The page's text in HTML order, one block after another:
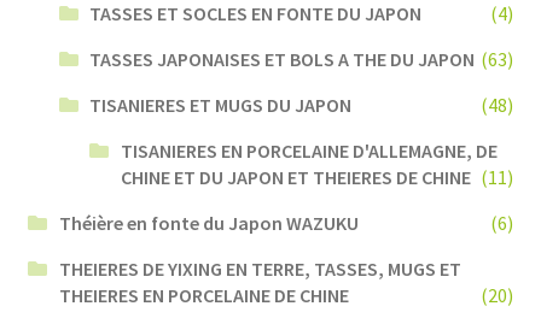
TASSES ET SOCLES EN FONTE DU JAPON
(4)
TASSES JAPONAISES ET BOLS A THE DU JAPON (63)
TISANIERES ET MUGS DU JAPON
(48)
TISANIERES EN PORCELAINE D'ALLEMAGNE, DE
CHINE ET DU JAPON ET THEIERES DE CHINE (11)
Théière en fonte du Japon WAZUKU
(6)
THEIERES DE YIXING EN TERRE, TASSES, MUGS ET
THEIERES EN PORCELAINE DE CHINE
(20)